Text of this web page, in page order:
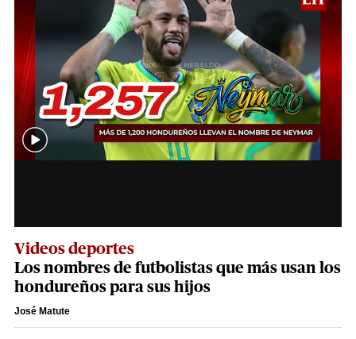
Videos deportes
Los nombres de futbolistas que más usan los
hondureños para sus hijos
José Matute